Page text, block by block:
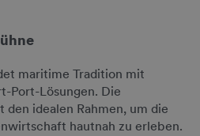
maritime Tradition mit
Port-Lösungen. Die
den idealen Rahmen, um die
hautnah zu erleben.